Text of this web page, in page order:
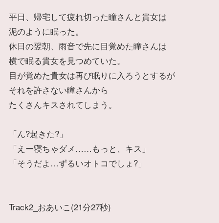
平日、帰宅して疲れ切った瞳さんと貴女は
泥のように眠った。
休日の翌朝、雨音で先に目覚めた瞳さんは
横で眠る貴女を見つめていた。
目が覚めた貴女は再び眠りに入ろうとするが
それを許さない瞳さんから
たくさんキスされてしまう。
「ん?起きた?」
「えー寝ちゃダメ……もっと、キス」
「そうだよ…ずるいオトコでしょ?」
Track2_おあいこ(21分27秒)